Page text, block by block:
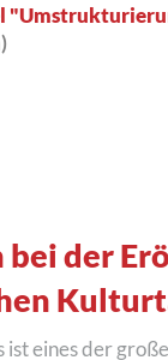
bei der
ist eines der